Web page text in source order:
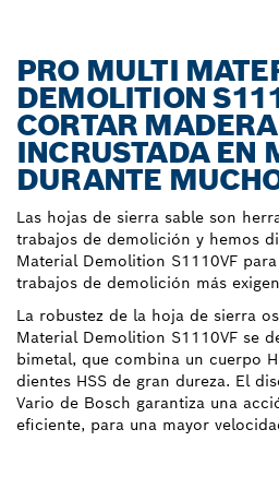
PRO MULTI
DEMOLITION
CORTAR MADERA
INCRUSTADA EN
DURANTE
Las hojas de sierra sable son
trabajos de demolición y hemos
Material Demolition S1110VF
trabajos de demolición más
La robustez de la hoja de sierra
Material Demolition S1110VF se
bimetal, que combina un cuerpo
dientes HSS de gran dureza. El
Vario de Bosch garantiza una
eficiente, para una mayor